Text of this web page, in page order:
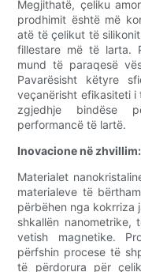
Megjithatë, çeliku
prodhimit është më
atë të çelikut të
fillestare më të larta.
mund të paraqesë
Pavarësisht këtyre
veçanërisht efikasiteti i
zgjedhje bindëse
performancë të lartë.
Inovacione në
Materialet
materialeve të
përbëhen nga kokrriza
shkallën nanometrike,
vetish magnetike.
përfshin procese të
të përdorura për